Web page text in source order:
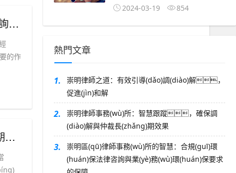
的作
2024-03-19
854
熱門文章
1.
崇明律師之道：有效引導(dǎo)調(diào)解，
促進(jìn)和解
2.
崇明律師事務(wù)所：智慧跟蹤，確保調
(diào)解與仲裁長(zhǎng)期效果
3.
崇明區(qū)律師事務(wù)所的智慧：合規(guī)環
(huán)保法律咨詢與業(yè)務(wù)環(huán)保要求